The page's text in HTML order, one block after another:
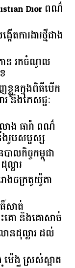
Dior ពណ៌
ការងារ​ថ្មី​ជាង​
ោន រកចំណូល
លួនក្នុងពិធីបើក
និងភេសជ្ជៈ
ង ធារ៉ា ពណ៌
រូបសម្ផស្ស
លកិច្ច​កម្ពុជា​
លារ​
ងចក្រ​តូយ៉ូតា
សាត់
គោ និងគោសាច់
នដុល្លារ ដល់
េង ស្រស់ស្អាត